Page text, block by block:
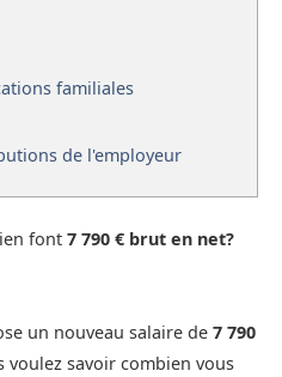
familiales
de l'employeur
font 7 790 € brut en net?
un nouveau salaire de 7 790
voulez savoir combien vous